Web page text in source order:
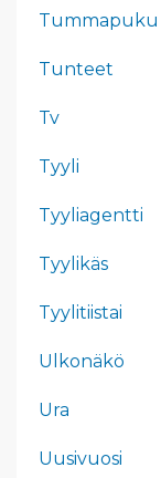
Tummapuku
Tunteet
Tv
Tyyli
Tyyliagentti
Tyylikäs
Tyylitiistai
Ulkonäkö
Ura
Uusivuosi